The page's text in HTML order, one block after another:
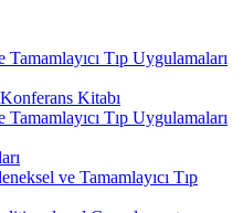
Tamamlayıcı Tıp Uygulamaları
Kitabı
Tamamlayıcı Tıp Uygulamaları
ve Tamamlayıcı Tıp